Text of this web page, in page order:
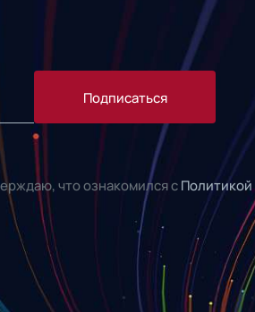
Подписаться
что ознакомился с